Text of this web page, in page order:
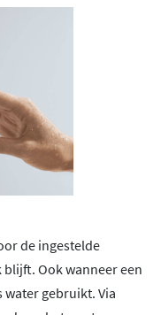
de ingestelde
Ook wanneer een
gebruikt. Via